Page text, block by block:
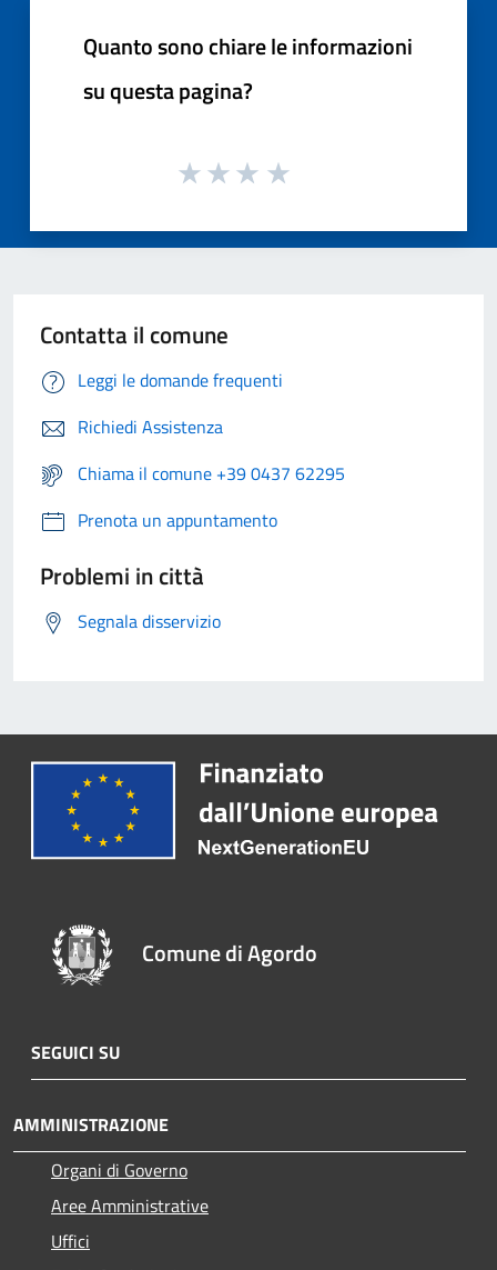
Quanto sono chiare le informazioni
su questa pagina?
Contatta il comune
Leggi le domande frequenti
Richiedi Assistenza
Chiama il comune +39 0437 62295
Prenota un appuntamento
Problemi in città
Segnala disservizio
Comune di Agordo
SEGUICI SU
AMMINISTRAZIONE
Organi di Governo
Aree Amministrative
Uffici